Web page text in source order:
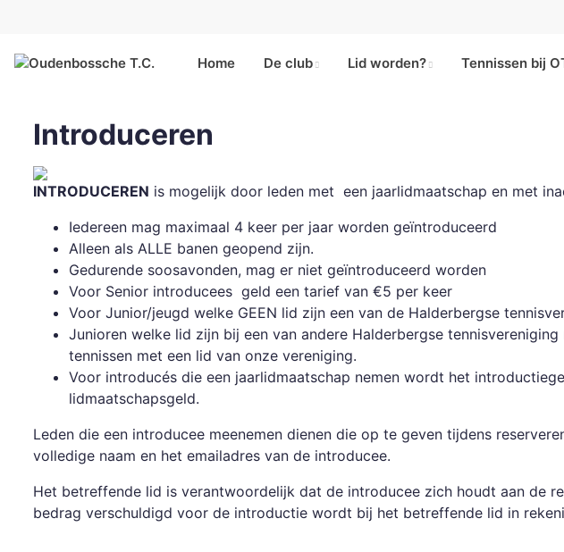
Home De club Lid worden? Tennissen bij
Introduceren
INTRODUCEREN is mogelijk door leden met een jaarlidmaatschap en met
Iedereen mag maximaal 4 keer per jaar worden geïntroduceerd
Alleen als ALLE banen geopend zijn.
Gedurende soosavonden, mag er niet geïntroduceerd worden
Voor Senior introducees geld een tarief van €5 per keer
Voor Junior/jeugd welke GEEN lid zijn een van de Halderbergse
Junioren welke lid zijn bij een van andere Halderbergse
tennissen met een lid van onze vereniging.
Voor introducés die een jaarlidmaatschap nemen wordt het
lidmaatschapsgeld.
Leden die een introducee meenemen dienen die op te geven tijdens
volledige naam en het emailadres van de introducee.
Het betreffende lid is verantwoordelijk dat de introducee zich houdt aan de
bedrag verschuldigd voor de introductie wordt bij het betreffende lid in